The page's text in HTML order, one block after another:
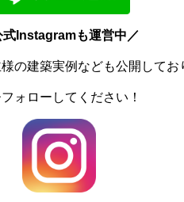
式Instagramも運営中／
の建築実例なども公開してお
ォローしてください！